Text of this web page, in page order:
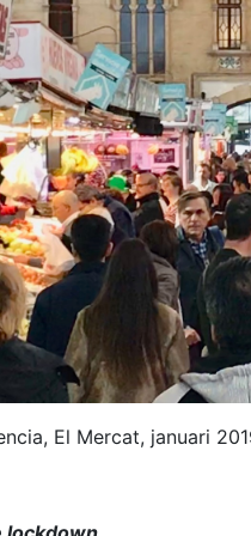
El Mercat, januari